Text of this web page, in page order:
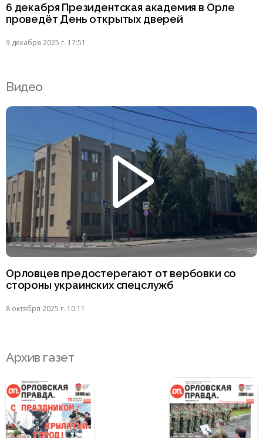
6 декабря Президентская академия в Орле
проведёт День открытых дверей
3 декабря 2025 г. 17:51
Видео
Орловцев предостерегают от вербовки со
стороны украинских спецслужб
8 октября 2025 г. 10:11
Архив газет